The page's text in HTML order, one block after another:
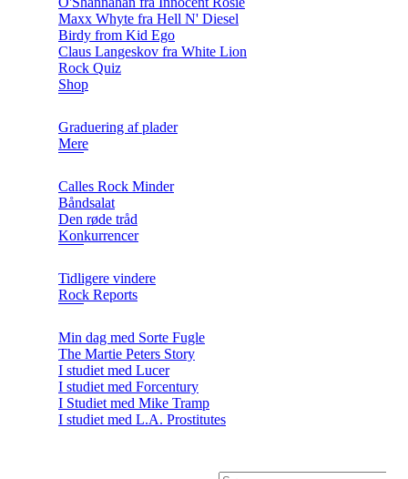
Maxx Whyte fra Hell N' Diesel
Birdy from Kid Ego
Claus Langeskov fra White Lion
Rock Quiz
Shop
Graduering af plader
Mere
Calles Rock Minder
Båndsalat
Den røde tråd
Konkurrencer
Tidligere vindere
Rock Reports
Min dag med Sorte Fugle
The Martie Peters Story
I studiet med Lucer
I studiet med Forcentury
I Studiet med Mike Tramp
I studiet med L.A. Prostitutes